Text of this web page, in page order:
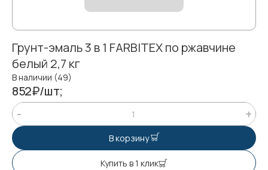
Грунт-эмаль 3 в 1 FARBITEX по ржавчине
белый 2,7 кг
В наличии (49)
852₽/шт;
В корзину
Купить в 1 клик